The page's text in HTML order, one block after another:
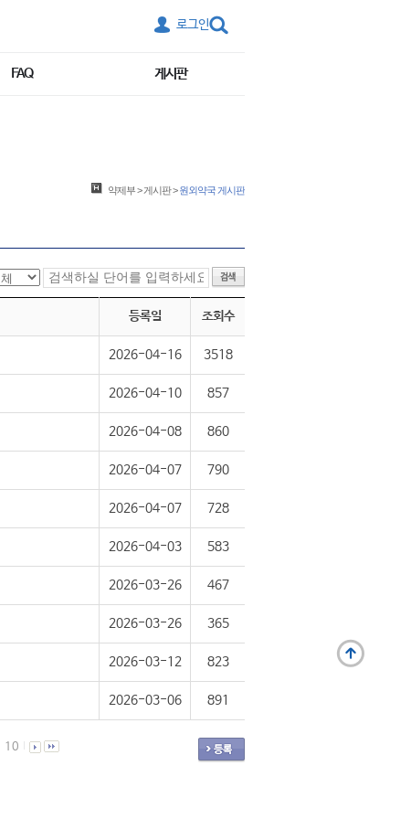
로그인
FAQ 게시판
약제부>게시판>원외약국 게시판
등록일 조회수
2026-04-16 3518
2026-04-10 857
2026-04-08 860
2026-04-07 790
2026-04-07 728
2026-04-03 583
2026-03-26 467
2026-03-26 365
2026-03-12 823
2026-03-06 891
10